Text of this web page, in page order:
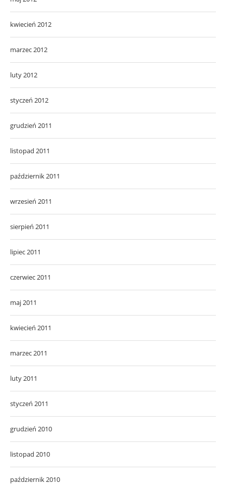
kwiecień 2012
marzec 2012
luty 2012
styczeń 2012
grudzień 2011
listopad 2011
październik 2011
wrzesień 2011
sierpień 2011
lipiec 2011
czerwiec 2011
maj 2011
kwiecień 2011
marzec 2011
luty 2011
styczeń 2011
grudzień 2010
listopad 2010
październik 2010